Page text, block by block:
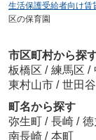
生活保護受給者向け賃
区の保育園
市区町村から探
板橋区 / 練馬区 /
東村山市 / 世田
町名から探す
弥生町 / 長崎 / 徳
南長崎 / 本町